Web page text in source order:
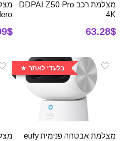
מצלמת רכב DDPAI Z50 Pro
4K
63.28$
בלעדי לאתר
מצלמת אבטחה פנימית eufy